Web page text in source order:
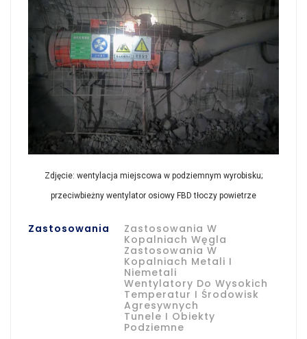
Zdjęcie: wentylacja miejscowa w podziemnym wyrobisku;
przeciwbieżny wentylator osiowy FBD tłoczy powietrze
Zastosowania
Zastosowania W
Kopalniach Węgla
Zastosowania W
Kopalniach Metali I
Niemetali
Wentylatory Do Wysokich
Temperatur I Środowisk
Agresywnych
Tunele I Obiekty
Podziemne